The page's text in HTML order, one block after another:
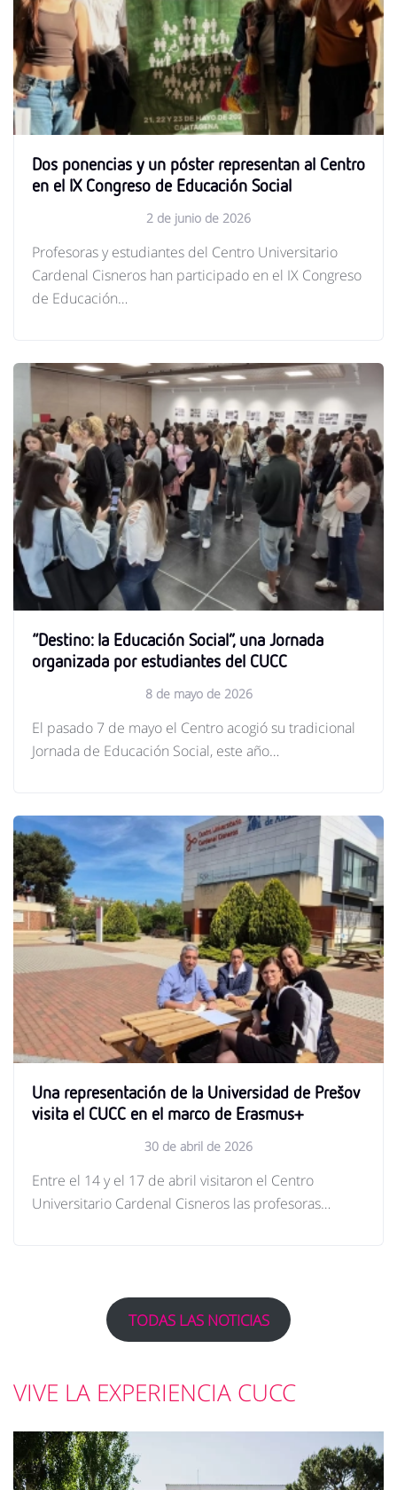
Dos ponencias y un póster representan al Centro
en el IX Congreso de Educación Social
2 de junio de 2026
Profesoras y estudiantes del Centro Universitario
Cardenal Cisneros han participado en el IX Congreso
de Educación…
“Destino: la Educación Social”, una Jornada
organizada por estudiantes del CUCC
8 de mayo de 2026
El pasado 7 de mayo el Centro acogió su tradicional
Jornada de Educación Social, este año…
Una representación de la Universidad de Prešov
visita el CUCC en el marco de Erasmus+
30 de abril de 2026
Entre el 14 y el 17 de abril visitaron el Centro
Universitario Cardenal Cisneros las profesoras…
TODAS LAS NOTICIAS
VIVE LA EXPERIENCIA CUCC